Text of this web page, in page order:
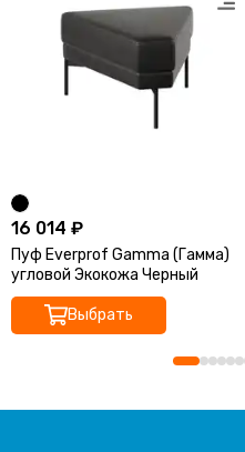
16 014 ₽
Пуф Everprof Gamma (Гамма)
угловой Экокожа Черный
Выбрать